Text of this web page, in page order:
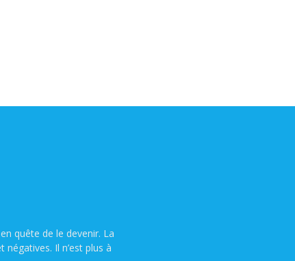
quête de le devenir. La
Il n’est plus à